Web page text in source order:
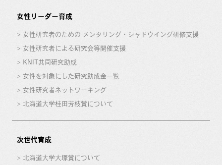
女性リーダー育成
女性研究者のための メンタリング・シャドウイング研修支援
女性研究者による研究会等開催支援
KNIT共同研究助成
女性を対象にした研究助成金一覧
女性研究者ネットワーキング
北海道大学桂田芳枝賞について
次世代育成
北海道大学大塚賞について